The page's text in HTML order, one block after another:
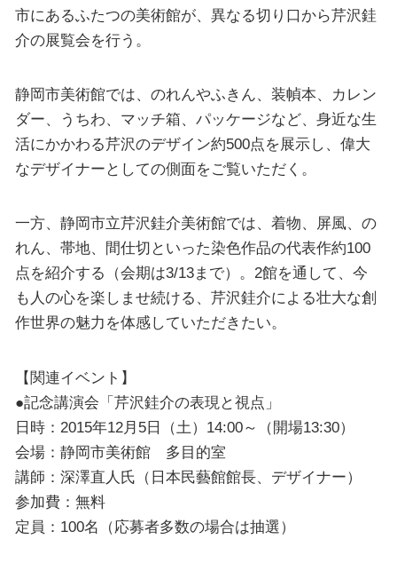
市にあるふたつの美術館が、異なる切り口から芹沢銈
介の展覧会を行う。
静岡市美術館では、のれんやふきん、装幀本、カレン
ダー、うちわ、マッチ箱、パッケージなど、身近な生
活にかかわる芹沢のデザイン約500点を展示し、偉大
なデザイナーとしての側面をご覧いただく。
一方、静岡市立芹沢銈介美術館では、着物、屏風、の
れん、帯地、間仕切といった染色作品の代表作約100
点を紹介する（会期は3/13まで）。2館を通して、今
も人の心を楽しませ続ける、芹沢銈介による壮大な創
作世界の魅力を体感していただきたい。
【関連イベント】
●記念講演会「芹沢銈介の表現と視点」
日時：2015年12月5日（土）14:00～（開場13:30）
会場：静岡市美術館 多目的室
講師：深澤直人氏（日本民藝館館長、デザイナー）
参加費：無料
定員：100名（応募者多数の場合は抽選）